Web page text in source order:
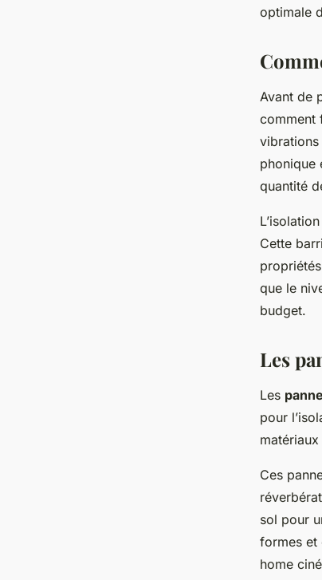
optimale
Avant de
comment
vibrations
phonique
quantité
Cette
que le
budget.
Les
Les
pour
Ces
sol pour
formes et
home